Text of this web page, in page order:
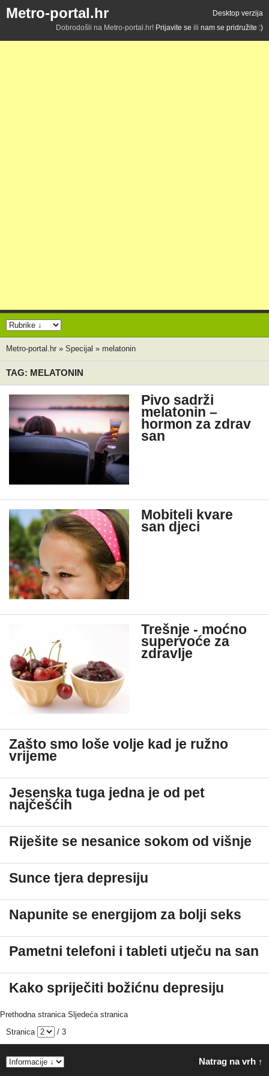
Metro-portal.hr
Desktop verzija
Dobrodošli na Metro-portal.hr! Prijavite se ili nam se pridružite :)
Metro-portal.hr » Specijal » melatonin
TAG: MELATONIN
Pivo sadrži
melatonin –
hormon za zdrav
san
Mobiteli kvare
san djeci
Trešnje - moćno
supervoće za
zdravlje
Zašto smo loše volje kad je ružno
vrijeme
Jesenska tuga jedna je od pet
najčešćih
Riješite se nesanice sokom od višnje
Sunce tjera depresiju
Napunite se energijom za bolji seks
Pametni telefoni i tableti utječu na san
Kako spriječiti božićnu depresiju
Prethodna stranica Sljedeća stranica
Stranica
/ 3
Natrag na vrh ↑